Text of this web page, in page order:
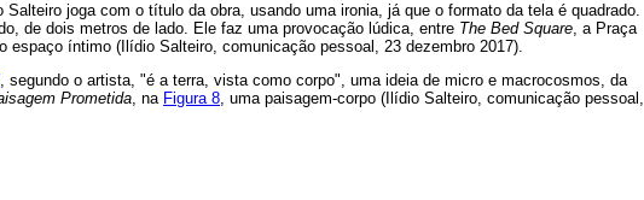
Salteiro joga com o título da obra, usando uma ironia, já que o formato da tela é quadrado.
de dois metros de lado. Ele faz uma provocação lúdica, entre The Bed Square, a Praça
íntimo (Ilídio Salteiro, comunicação pessoal, 23 dezembro 2017).
, segundo o artista, "é a terra, vista como corpo", uma ideia de micro e macrocosmos, da
Prometida, na Figura 8, uma paisagem-corpo (Ilídio Salteiro, comunicação pessoal,